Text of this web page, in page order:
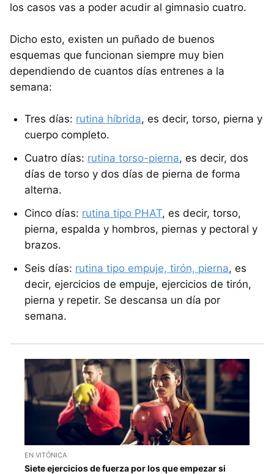
los casos vas a poder acudir al gimnasio cuatro.
Dicho esto, existen un puñado de buenos
esquemas que funcionan siempre muy bien
dependiendo de cuantos días entrenes a la
semana:
Tres días: rutina híbrida, es decir, torso, pierna y
cuerpo completo.
Cuatro días: rutina torso-pierna, es decir, dos
días de torso y dos días de pierna de forma
alterna.
Cinco días: rutina tipo PHAT, es decir, torso,
pierna, espalda y hombros, piernas y pectoral y
brazos.
Seis días: rutina tipo empuje, tirón, pierna, es
decir, ejercicios de empuje, ejercicios de tirón,
pierna y repetir. Se descansa un día por
semana.
EN VITÓNICA
Siete ejercicios de fuerza por los que empezar si